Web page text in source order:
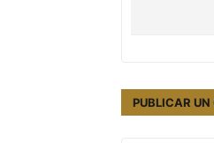
PUBLICAR